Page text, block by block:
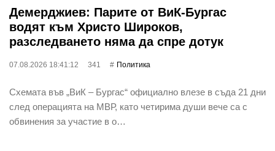
Демерджиев: Парите от ВиК-Бургас
водят към Христо Широков,
разследването няма да спре дотук
07.08.2026 18:41:12 341 Политика
Схемата във „ВиК – Бургас“ официално влезе в съда 21 дни
след операцията на МВР, като четирима души вече са с
обвинения за участие в о…